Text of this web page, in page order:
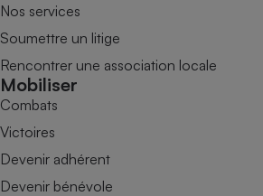
Nos services
Soumettre un litige
Rencontrer une association locale
Mobiliser
Combats
Victoires
Devenir adhérent
Devenir bénévole